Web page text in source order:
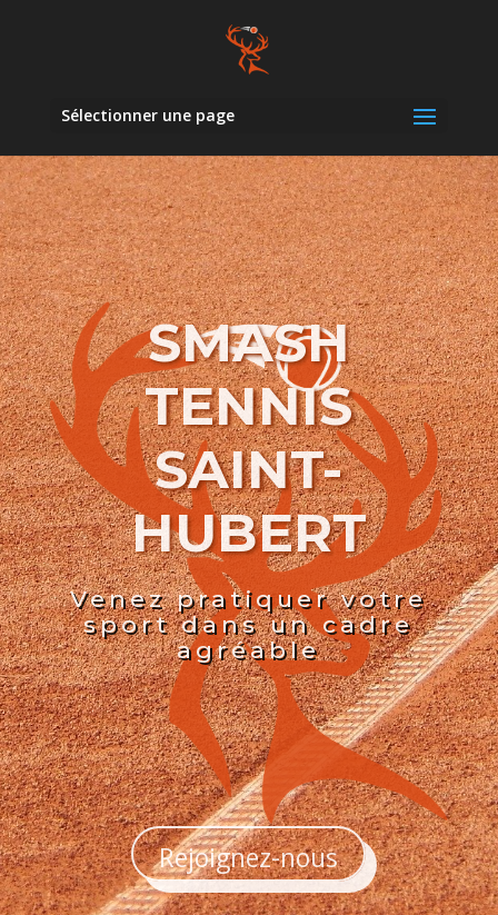
Sélectionner une page
SMASH
TENNIS
SAINT-
HUBERT
Venez pratiquer votre
sport dans un cadre
agréable
Rejoignez-nous